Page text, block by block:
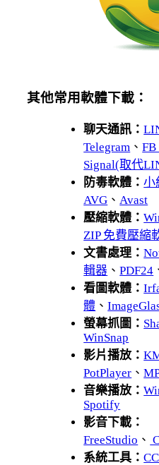
其他常用軟體下載：
聊天通訊：
Telegram 、FB
Signal(取代
防毒軟體：小
AVG 、 Avast
壓縮軟體：
ZIP 免費壓縮
文書處理：
輯器 、PDF24
看圖軟體：
體 、
螢幕抓圖：
WinSnap
影片播放：
PotPlayer 、
音樂播放：
Spotify
影音下載：
FreeStudio 、
系統工具：